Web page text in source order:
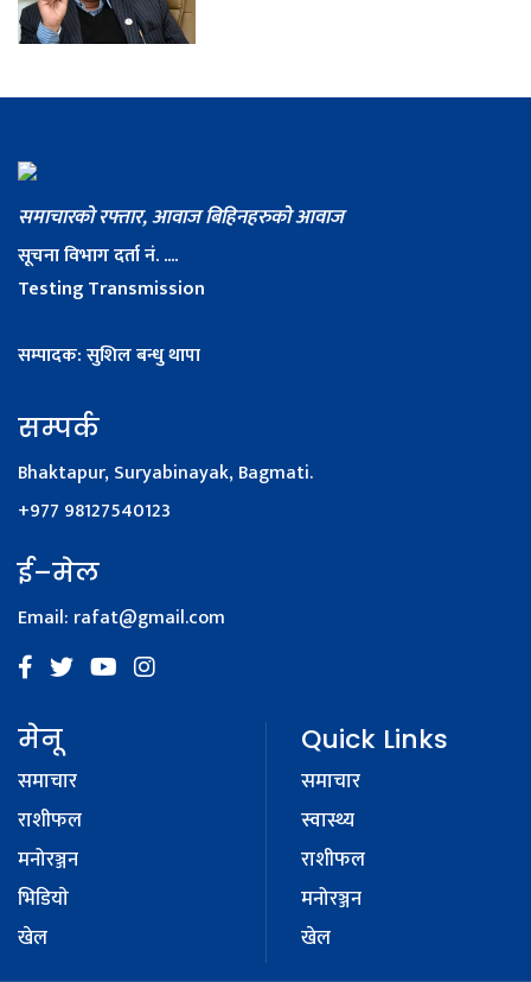
समाचारको रफ्तार, आवाज बिहिनहरुको आवाज
सूचना विभाग दर्ता नं. ....
Testing Transmission
सम्पादक: सुशिल बन्धु थापा
सम्पर्क
Bhaktapur, Suryabinayak, Bagmati.
+977 98127540123
ई–मेल
Email: rafat@gmail.com
मेनू
समाचार
राशीफल
मनोरञ्जन
भिडियाे
खेल
Quick Links
समाचार
स्वास्थ्य
राशीफल
मनोरञ्जन
खेल